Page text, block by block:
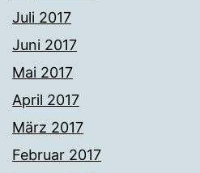
Juli 2017
Juni 2017
Mai 2017
April 2017
März 2017
Februar 2017